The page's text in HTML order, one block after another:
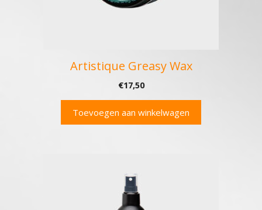
Artistique Greasy Wax
€17,50
Toevoegen aan winkelwagen